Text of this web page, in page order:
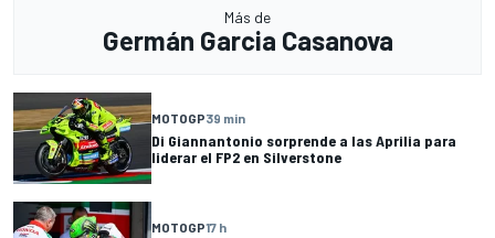
Más de
Germán Garcia Casanova
MOTOGP39 min
Di Giannantonio sorprende a las Aprilia para
liderar el FP2 en Silverstone
MOTOGP17 h